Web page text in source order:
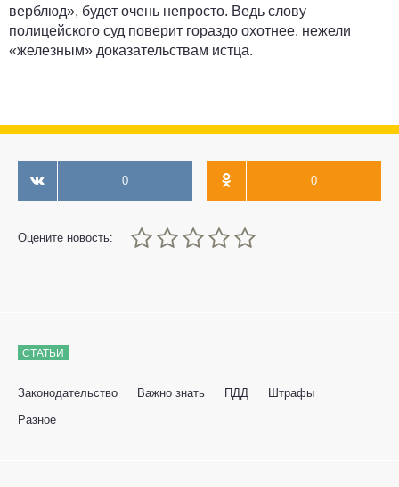
верблюд», будет очень непросто. Ведь слову
полицейского суд поверит гораздо охотнее, нежели
«железным» доказательствам истца.
0 0
Оцените новость:
0
1 3 4 5
СТАТЬИ
Законодательство Важно знать ПДД
Штрафы
Разное